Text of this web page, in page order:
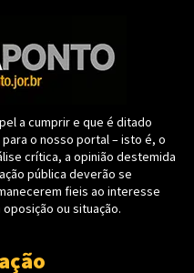
a cumprir e que é ditado
o nosso portal – isto é, o
crítica, a opinião destemida
pública deverão se
fieis ao interesse
ou situação.